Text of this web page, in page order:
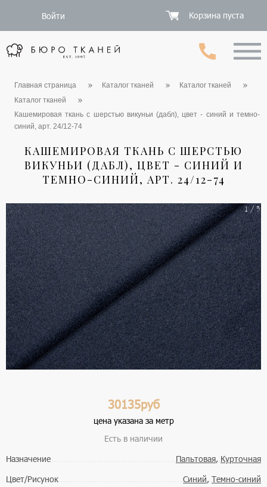
Войти Корзина пуста
Главная страница Каталог тканей
Каталог тканей
Каталог тканей
Кашемировая ткань с шерстью викуньи (дабл), цвет - синий и темно-
синий, арт. 24/12-74
КАШЕМИРОВАЯ ТКАНЬ С ШЕРСТЬЮ
ВИКУНЬИ (ДАБЛ), ЦВЕТ - СИНИЙ И
ТЕМНО-СИНИЙ, АРТ. 24/12-74
1 / 5
30135руб
цена указана за метр
Есть в наличии
Назначение
Пальтовая, Курточная
Цвет/Рисунок
Синий, Темно-синий